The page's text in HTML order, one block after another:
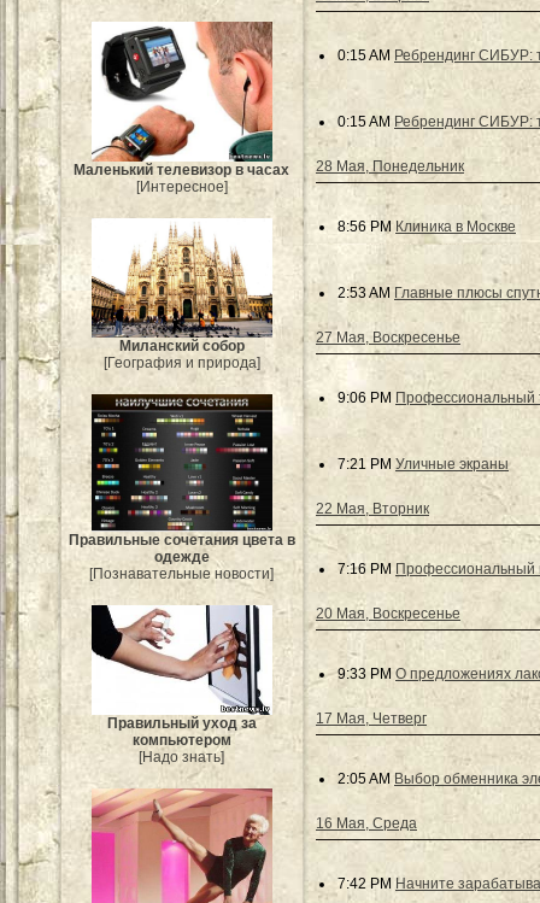
Маленький телевизор в часах
[Интересное]
Миланский собор
[География и природа]
Правильные сочетания цвета в
одежде
[Познавательные новости]
Правильный уход за
компьютером
[Надо знать]
0:15 AM Ребрендинг СИБУР:
0:15 AM Ребрендинг СИБУР:
28 Мая, Понедельник
8:56 PM Клиника в Москве
2:53 AM Главные плюсы
27 Мая, Воскресенье
9:06 PM Профессиональный
7:21 PM Уличные экраны
22 Мая, Вторник
7:16 PM Профессиональный
20 Мая, Воскресенье
9:33 PM О предложениях
17 Мая, Четверг
2:05 AM Выбор обменника
16 Мая, Среда
7:42 PM Начните